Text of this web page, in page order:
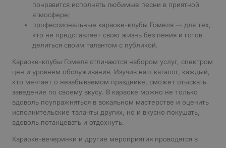
понравится исполнять любимые песни в приятной
атмосфере;
профессиональные караоке-клубы Гомеля — для тех,
кто не представляет свою жизнь без пения и готов
делиться своим талантом с публикой.
Караоке-клубы Гомеля отличаются набором услуг, спектром
цен и уровнем обслуживания. Изучив наш каталог, каждый,
кто мечтает о незабываемом празднике, сможет отыскать
заведение по своему вкусу. В караоке можно не только
вдоволь поупражняться в вокальном мастерстве и оценить
исполнительские таланты других, но и вкусно покушать,
вдоволь потанцевать и отдохнуть.
Караоке-вечеринки и другие мероприятия проводятся в